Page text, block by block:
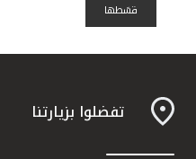
قسًطها
تفضلوا بزيارتنا